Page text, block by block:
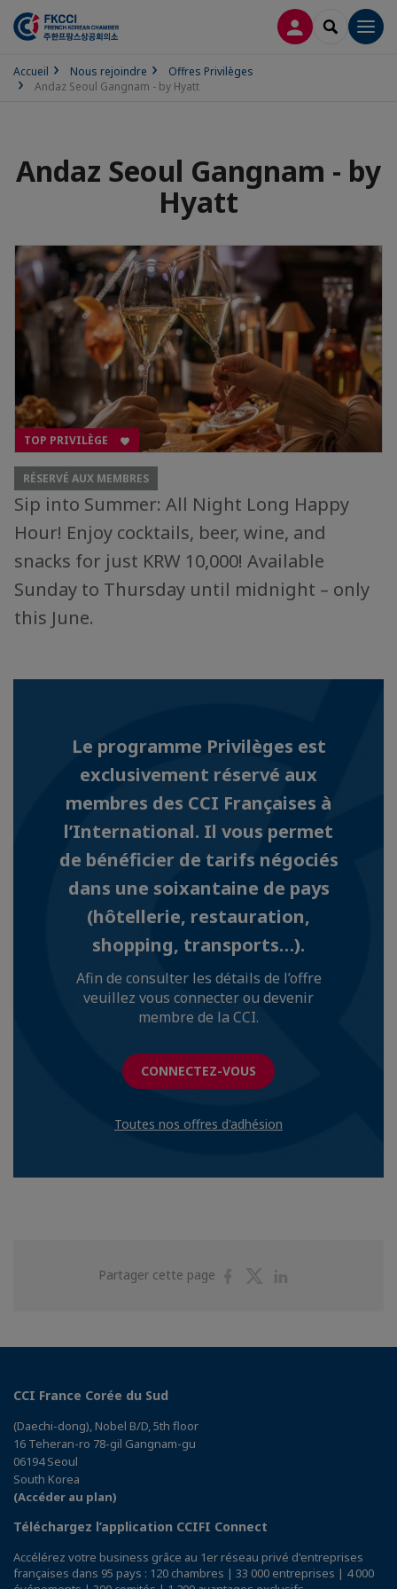
CONNEXION
Accueil Nous rejoindre
Offres Privilèges
Andaz Seoul Gangnam - by Hyatt
Andaz Seoul Gangnam - by
Hyatt
TOP PRIVILÈGE
RÉSERVÉ AUX MEMBRES
Sip into Summer: All Night Long Happy
Hour! Enjoy cocktails, beer, wine, and
snacks for just KRW 10,000! Available
Sunday to Thursday until midnight – only
this June.
Le programme Privilèges est
exclusivement réservé aux
membres des CCI Françaises à
l’International. Il vous permet
de bénéficier de tarifs négociés
dans une soixantaine de pays
(hôtellerie, restauration,
shopping, transports…).
Afin de consulter les détails de l’offre
veuillez vous connecter ou devenir
membre de la CCI.
CONNECTEZ-VOUS
Toutes nos offres d'adhésion
Partager cette page
PartagerPartager
CCI France Corée du Sud
(Daechi-dong), Nobel B/D, 5th floor
16 Teheran-ro 78-gil Gangnam-gu
06194 Seoul
South Korea
(Accéder au plan)
Téléchargez l’application CCIFI Connect
Accélérez votre business grâce au 1er réseau privé d'entreprises
françaises dans 95 pays : 120 chambres | 33 000 entreprises | 4 000